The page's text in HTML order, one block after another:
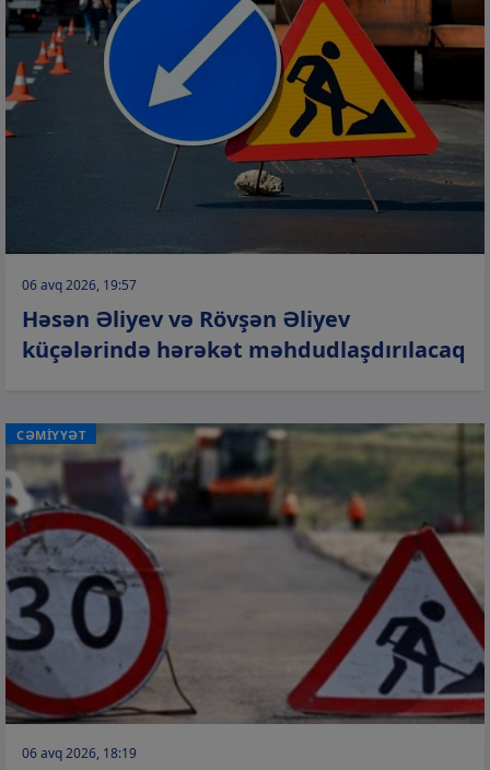
06 avq 2026, 19:57
Həsən Əliyev və Rövşən Əliyev
küçələrində hərəkət məhdudlaşdırılacaq
CƏMİYYƏT
06 avq 2026, 18:19